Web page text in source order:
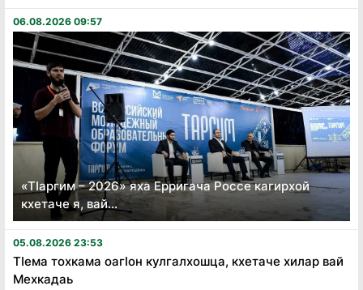
06.08.2026 09:57
«Тӏаргим – 2026» яха Ерригача Россе кагирхой
кхетаче я, вай...
05.08.2026 23:53
Тӏема тохкама оагӏон кулгалхошца, кхетаче хилар вай
Мехкадаь